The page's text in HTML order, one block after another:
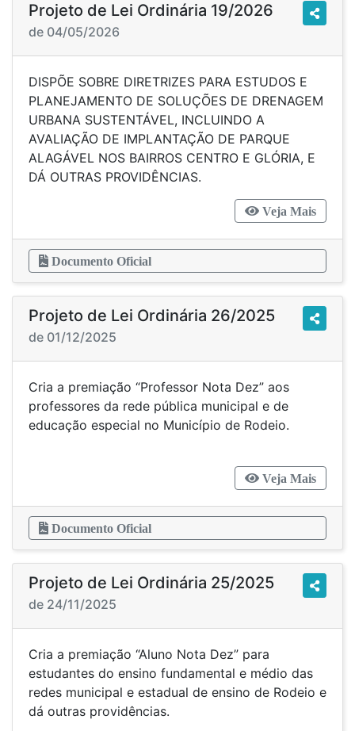
Projeto de Lei Ordinária 19/2026
de 04/05/2026
DISPÕE SOBRE DIRETRIZES PARA ESTUDOS E
PLANEJAMENTO DE SOLUÇÕES DE DRENAGEM
URBANA SUSTENTÁVEL, INCLUINDO A
AVALIAÇÃO DE IMPLANTAÇÃO DE PARQUE
ALAGÁVEL NOS BAIRROS CENTRO E GLÓRIA, E
DÁ OUTRAS PROVIDÊNCIAS.
Veja Mais
Documento Oficial
Projeto de Lei Ordinária 26/2025
de 01/12/2025
Cria a premiação “Professor Nota Dez” aos
professores da rede pública municipal e de
educação especial no Município de Rodeio.
Veja Mais
Documento Oficial
Projeto de Lei Ordinária 25/2025
de 24/11/2025
Cria a premiação “Aluno Nota Dez” para
estudantes do ensino fundamental e médio das
redes municipal e estadual de ensino de Rodeio e
dá outras providências.